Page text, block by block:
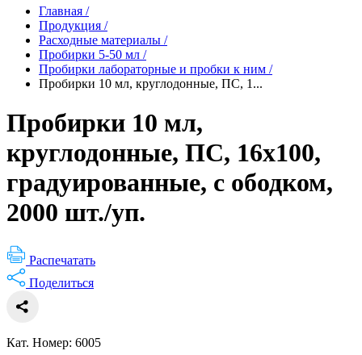
Главная /
Продукция /
Расходные материалы /
Пробирки 5-50 мл /
Пробирки лабораторные и пробки к ним /
Пробирки 10 мл, круглодонные, ПС, 1...
Пробирки 10 мл,
круглодонные, ПС, 16х100,
градуированные, с ободком,
2000 шт./уп.
Распечатать
Поделиться
Кат. Номер: 6005